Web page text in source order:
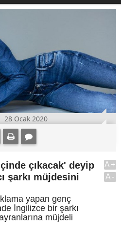
28 Ocak 2020
çıkacak' deyip
şarkı müjdesini
yapan genç
İngilizce bir şarkı
müjdeli
A+
A-